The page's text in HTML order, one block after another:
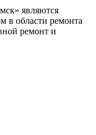
являются
в области ремонта
ремонт и